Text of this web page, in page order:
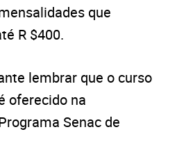
que
R $400.
lembrar que o curso
oferecido na
Senac de